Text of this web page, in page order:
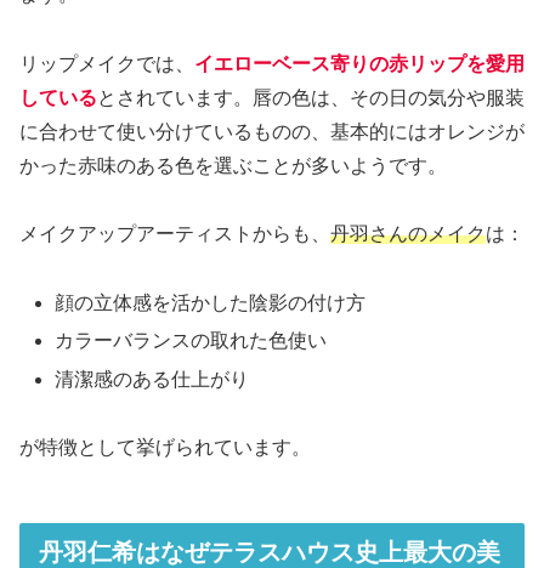
リップメイクでは、 イエローベース寄りの赤リップを愛用
しているとされています。唇の色は、その日の気分や服装
に合わせて使い分けているものの、基本的にはオレンジが
かった赤味のある色を選ぶことが多いようです。
メイクアップアーティストからも、 丹羽さんのメイクは：
顔の立体感を活かした陰影の付け方
カラーバランスの取れた色使い
清潔感のある仕上がり
が特徴として挙げられています。
丹羽仁希はなぜテラスハウス史上最大の美